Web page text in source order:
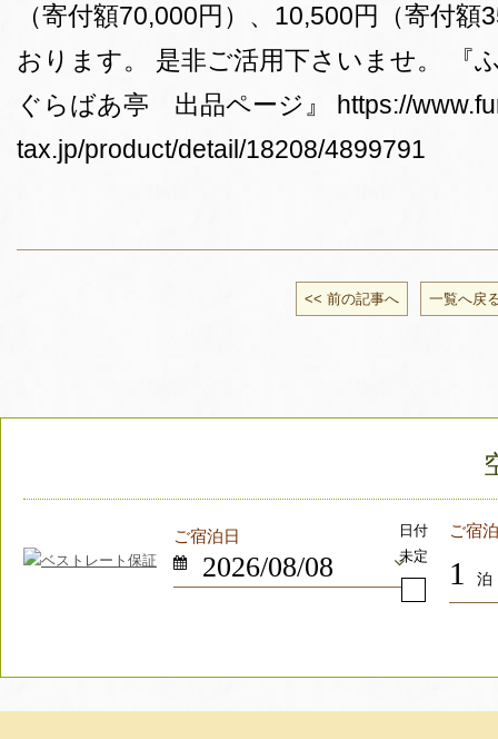
（寄付額70,000円）、10,500円（寄付
おります。 是非ご活用下さいませ。
ぐらばあ亭 出品ページ』 https://
tax.jp/product/detail/18208/4899791
<< 前の記事へ 一覧へ戻
ご宿泊日
日付
未定
ご宿
1 泊